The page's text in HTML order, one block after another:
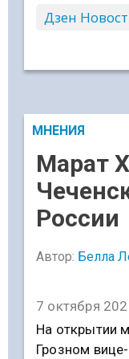
Дзен
МНЕНИЯ
Марат
России
Автор: Белла
7 октября
На открытии
Грозном